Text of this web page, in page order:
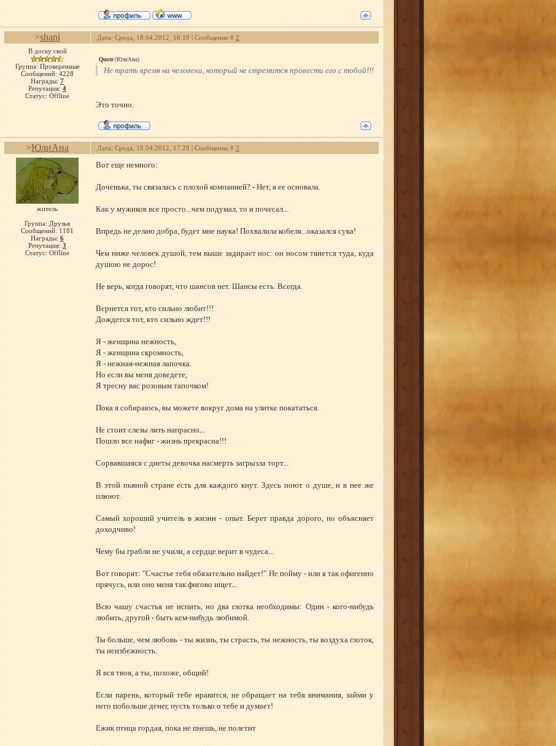
>shani Дата: Среда, 18.04.2012, 16:19 | Сообщение # 2
В доску свой
Группа: Проверенные
Сообщений: 4228
Награды: 7
Репутация: 4
Статус: Offline
Quote (ЮлиАна)
Не трать время на человека, который не стремится провести его с тобой!!!
Это точно.
>ЮлиАна Дата: Среда, 18.04.2012, 17:29 | Сообщение # 3
житель
Группа: Друзья
Сообщений: 1181
Награды: 6
Репутация: 3
Статус: Offline
Вот еще немного:
Доченька, ты связалась с плохой компанией? - Нет, я ее основала.
Как у мужиков все просто...чем подумал, то и почесал...
Впредь не делаю добра, будет мне наука! Похвалила кобеля...оказался сука!
Чем ниже человек душой, тем выше задирает нос: он носом тянется туда, куда
душою не дорос!
Не верь, когда говорят, что шансов нет. Шансы есть. Всегда.
Вернется тот, кто сильно любит!!!
Дождется тот, кто сильно ждет!!!
Я - женщина нежность,
Я - женщина скромность,
Я - нежная-нежная лапочка.
Но если вы меня доведете,
Я тресну вас розовым тапочком!
Пока я собираюсь, вы можете вокруг дома на улитке покататься.
Не стоит слезы лить напрасно...
Пошло все нафиг - жизнь прекрасна!!!
Сорвавшаяся с диеты девочка насмерть загрызла торт...
В этой пьяной стране есть для каждого кнут. Здесь поют о душе, и в нее же
плюют.
Самый хороший учитель в жизни - опыт. Берет правда дорого, но объясняет
доходчиво!
Чему бы грабли не учили, а сердце верит в чудеса...
Вот говорят: "Счастье тебя обязательно найдет!" Не пойму - или я так офигенно
прячусь, или оно меня так фигово ищет...
Всю чашу счастья не испить, но два глотка необходимы: Один - кого-нибудь
любить, другой - быть кем-нибудь любимой.
Ты больше, чем любовь - ты жизнь, ты страсть, ты нежность, ты воздуха глоток,
ты неизбежность.
Я вся твоя, а ты, похоже, общий!
Если парень, который тебе нравится, не обращает на тебя внимания, займи у
него побольше денег, пусть только о тебе и думает!
Ежик птица гордая, пока не пнешь, не полетит